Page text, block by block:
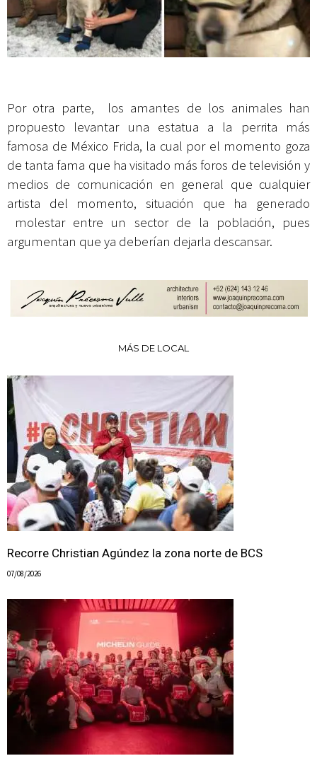
Por otra parte, los amantes de los animales han
propuesto levantar una estatua a la perrita más
famosa de México Frida, la cual por el momento goza
de tanta fama que ha visitado más foros de televisión y
medios de comunicación en general que cualquier
artista del momento, situación que ha generado
molestar entre un sector de la población, pues
argumentan que ya deberían dejarla descansar.
MÁS DE LOCAL
Recorre Christian Agúndez la zona norte de BCS
07/08/2026